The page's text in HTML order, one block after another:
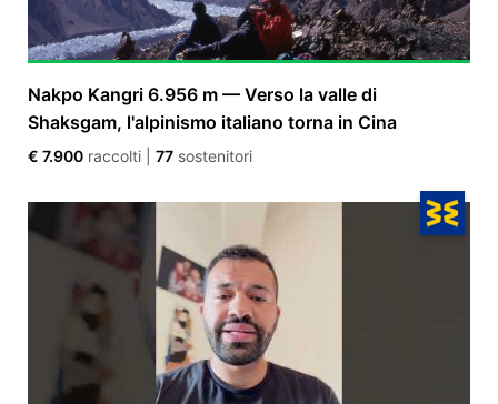
Nakpo Kangri 6.956 m — Verso la valle di
Shaksgam, l'alpinismo italiano torna in Cina
€ 7.900 raccolti 77 sostenitori